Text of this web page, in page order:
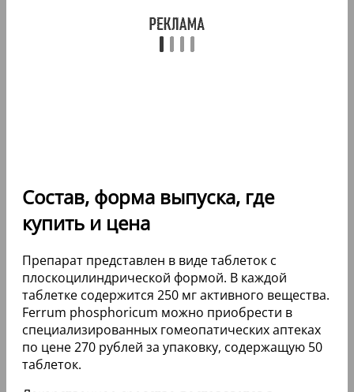
Состав, форма выпуска, где
купить и цена
Препарат представлен в виде таблеток с
плоскоцилиндрической формой. В каждой
таблетке содержится 250 мг активного вещества.
Ferrum phosphoricum можно приобрести в
специализированных гомеопатических аптеках
по цене 270 рублей за упаковку, содержащую 50
таблеток.